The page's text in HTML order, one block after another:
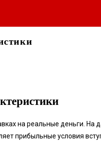
на реальные деньги. На
прибыльные условия